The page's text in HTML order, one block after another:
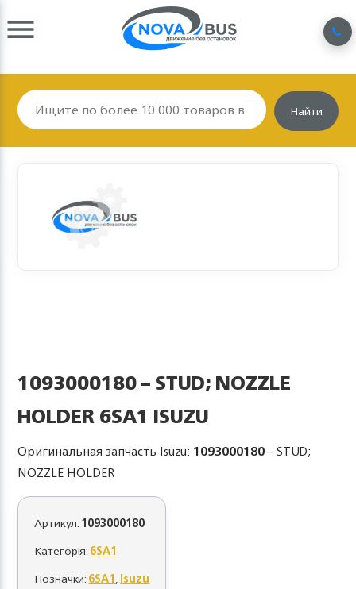
Найти
1093000180 – STUD; NOZZLE
HOLDER 6SA1 ISUZU
Оригинальная запчасть Isuzu: 1093000180– STUD;
NOZZLE HOLDER
Артикул:1093000180
Категорія:6SA1
Позначки:6SA1,Isuzu